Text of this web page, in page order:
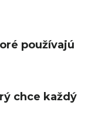
používajú
chce každý